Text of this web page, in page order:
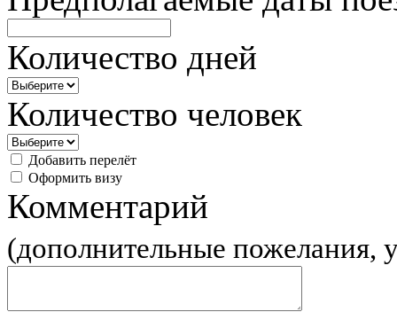
Количество дней
Количество человек
Добавить перелёт
Оформить визу
Комментарий
(дополнительные пожелания,